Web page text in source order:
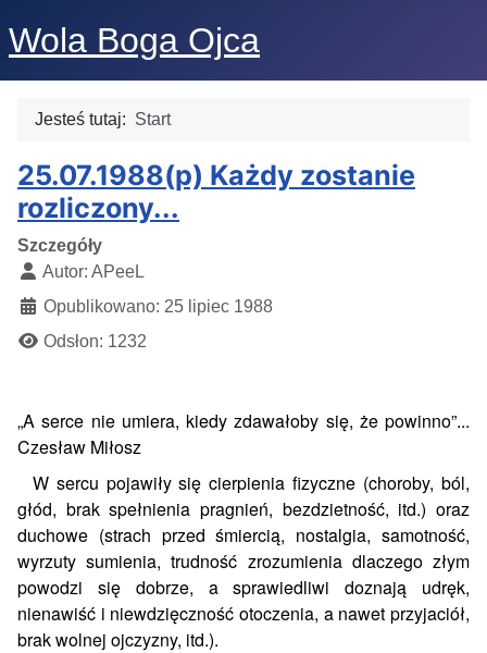
Wola Boga Ojca
Jesteś tutaj: Start
25.07.1988(p) Każdy zostanie
rozliczony...
Szczegóły
Autor: APeeL
Opublikowano: 25 lipiec 1988
Odsłon: 1232
„A serce nie umiera, kiedy zdawałoby się, że powinno”...
Czesław Miłosz
W sercu pojawiły się cierpienia fizyczne (choroby, ból,
głód, brak spełnienia pragnień, bezdzietność, itd.) oraz
duchowe (strach przed śmiercią, nostalgia, samotność,
wyrzuty sumienia, trudność zrozumienia dlaczego złym
powodzi się dobrze, a sprawiedliwi doznają udręk,
nienawiść i niewdzięczność otoczenia, a nawet przyjaciół,
brak wolnej ojczyzny, itd.).